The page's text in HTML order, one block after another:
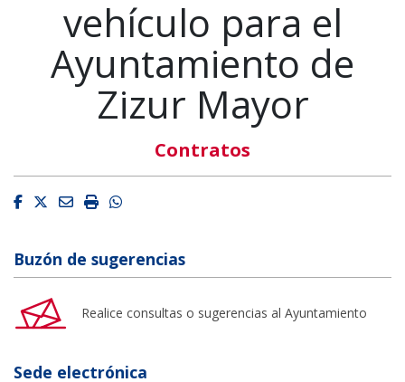
vehículo para el
Ayuntamiento de
Zizur Mayor
Contratos
Facebook
Twitter
EmailImprimirWhatsapp
Buzón de sugerencias
Realice consultas o sugerencias al Ayuntamiento
Sede electrónica